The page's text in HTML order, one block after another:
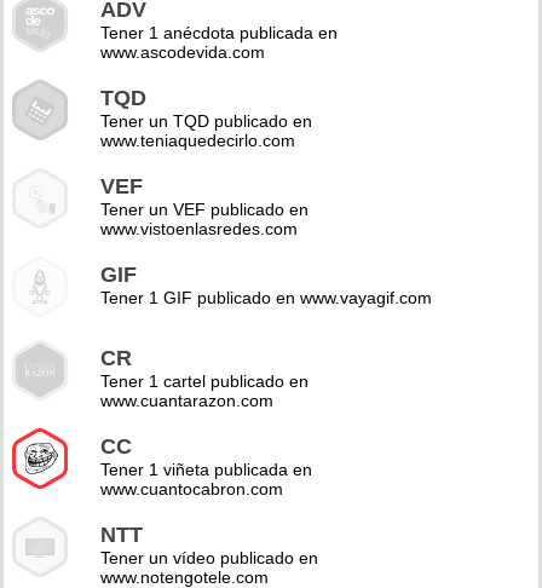
ADV
Tener 1 anécdota publicada en
www.ascodevida.com
TQD
Tener un TQD publicado en
www.teniaquedecirlo.com
VEF
Tener un VEF publicado en
www.vistoenlasredes.com
GIF
Tener 1 GIF publicado en www.vayagif.com
CR
Tener 1 cartel publicado en
www.cuantarazon.com
CC
Tener 1 viñeta publicada en
www.cuantocabron.com
NTT
Tener un vídeo publicado en
www.notengotele.com